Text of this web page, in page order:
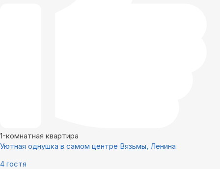
1-комнатная квартира
Уютная однушка в самом центре Вязьмы, Ленина
4 гостя